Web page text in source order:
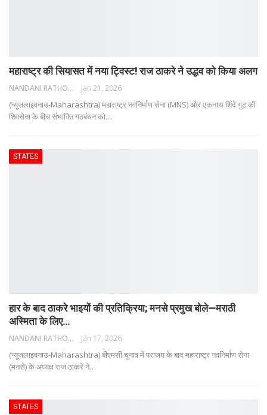
महाराष्ट्र की सियासत में नया ट्विस्ट! राज ठाकरे ने उद्धव को किया अलग
NANDANI RATHORE Jan 21, 2026
(न्यूज़लाइवनाउ-Maharashtra) महाराष्ट्र नवनिर्माण सेना (MNS) और एकनाथ शिंदे गुट की
शिवसेना के बीच संभावित गठबंधन को…
STATES
हार के बाद ठाकरे भाइयों की प्रतिक्रिया; मनसे प्रमुख बोले—मराठी
अस्मिता के लिए…
NANDANI RATHORE Jan 17, 2026
(न्यूज़लाइवनाउ-Maharashtra) बीएमसी चुनाव में पराजय के बाद महाराष्ट्र नवनिर्माण सेना
(मनसे) के अध्यक्ष राज ठाकरे ने…
STATES